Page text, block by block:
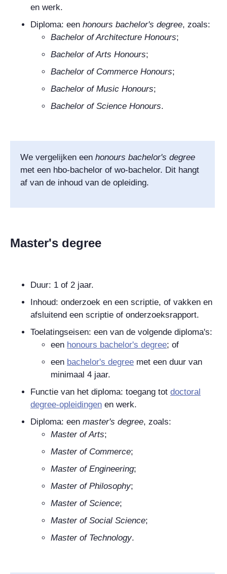
en werk.
Diploma: een honours bachelor's degree, zoals:
Bachelor of Architecture Honours;
Bachelor of Arts Honours;
Bachelor of Commerce Honours;
Bachelor of Music Honours;
Bachelor of Science Honours.
We vergelijken een honours bachelor's degree
met een hbo-bachelor of wo-bachelor. Dit hangt
af van de inhoud van de opleiding.
Master's degree
Duur: 1 of 2 jaar.
Inhoud: onderzoek en een scriptie, of vakken en
afsluitend een scriptie of onderzoeksrapport.
Toelatingseisen: een van de volgende diploma's:
een honours bachelor's degree; of
een bachelor's degree met een duur van
minimaal 4 jaar.
Functie van het diploma: toegang tot doctoral
degree-opleidingen en werk.
Diploma: een master's degree, zoals:
Master of Arts;
Master of Commerce;
Master of Engineering;
Master of Philosophy;
Master of Science;
Master of Social Science;
Master of Technology.